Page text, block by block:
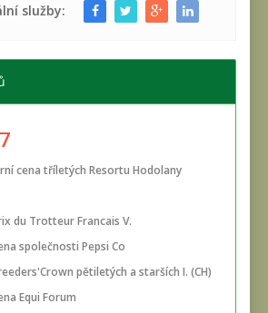
služby:
cena tříletých Resortu Hodolany
du Trotteur Francais V.
společnosti Pepsi Co
pětiletých a starších I. (CH)
Equi Forum